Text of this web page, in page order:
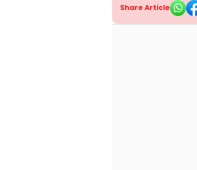
Share Article